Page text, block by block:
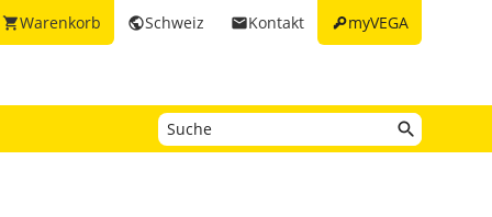
keymyVEGA
emailKontakt
publicSchweiz
shopping_cartWarenkorb